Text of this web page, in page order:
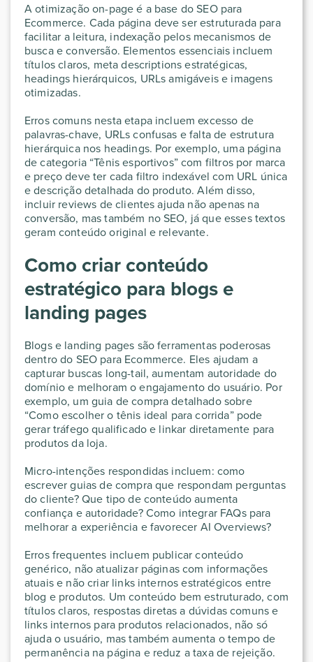
A otimização on-page é a base do SEO para
Ecommerce. Cada página deve ser estruturada para
facilitar a leitura, indexação pelos mecanismos de
busca e conversão. Elementos essenciais incluem
títulos claros, meta descriptions estratégicas,
headings hierárquicos, URLs amigáveis e imagens
otimizadas.
Erros comuns nesta etapa incluem excesso de
palavras-chave, URLs confusas e falta de estrutura
hierárquica nos headings. Por exemplo, uma página
de categoria “Tênis esportivos” com filtros por marca
e preço deve ter cada filtro indexável com URL única
e descrição detalhada do produto. Além disso,
incluir reviews de clientes ajuda não apenas na
conversão, mas também no SEO, já que esses textos
geram conteúdo original e relevante.
Como criar conteúdo
estratégico para blogs e
landing pages
Blogs e landing pages são ferramentas poderosas
dentro do SEO para Ecommerce. Eles ajudam a
capturar buscas long-tail, aumentam autoridade do
domínio e melhoram o engajamento do usuário. Por
exemplo, um guia de compra detalhado sobre
“Como escolher o tênis ideal para corrida” pode
gerar tráfego qualificado e linkar diretamente para
produtos da loja.
Micro-intenções respondidas incluem: como
escrever guias de compra que respondam perguntas
do cliente? Que tipo de conteúdo aumenta
confiança e autoridade? Como integrar FAQs para
melhorar a experiência e favorecer AI Overviews?
Erros frequentes incluem publicar conteúdo
genérico, não atualizar páginas com informações
atuais e não criar links internos estratégicos entre
blog e produtos. Um conteúdo bem estruturado, com
títulos claros, respostas diretas a dúvidas comuns e
links internos para produtos relacionados, não só
ajuda o usuário, mas também aumenta o tempo de
permanência na página e reduz a taxa de rejeição.